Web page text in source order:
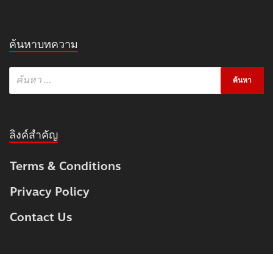
ค้นหาบทความ
ลิงค์สำคัญ
Terms & Conditions
Privacy Policy
Contact Us